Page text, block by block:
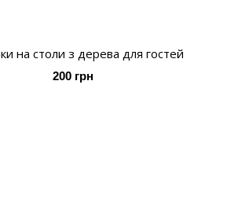
на столи з дерева для гостей
200 грн